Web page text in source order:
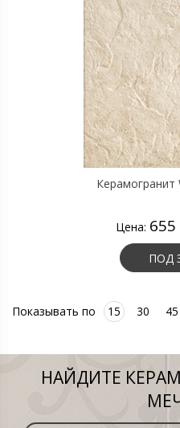
Керамогранит
Цена:
ПОД
Показывать по 15 30 45
НАЙДИТЕ